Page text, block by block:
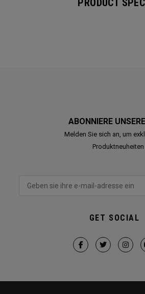
PRODUCT
ABONNIERE
Melden Sie sich an, um
GET SOCIAL